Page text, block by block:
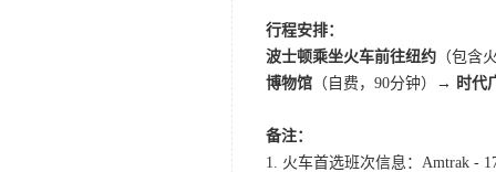
行程安排：
波士顿乘坐火车前往纽约 （包含
博物馆 （自费，90分钟） → 时代
备注：
1. 火车首选班次信息：Amtrak -